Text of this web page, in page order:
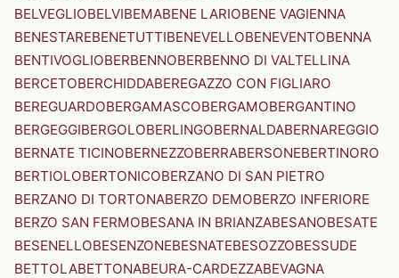
BELVEGLIOBELVIBEMABENE LARIOBENE VAGIENNA
BENESTAREBENETUTTIBENEVELLOBENEVENTOBENNA
BENTIVOGLIOBERBENNOBERBENNO DI VALTELLINA
BERCETOBERCHIDDABEREGAZZO CON FIGLIARO
BEREGUARDOBERGAMASCOBERGAMOBERGANTINO
BERGEGGIBERGOLOBERLINGOBERNALDABERNAREGGIO
BERNATE TICINOBERNEZZOBERRABERSONEBERTINORO
BERTIOLOBERTONICOBERZANO DI SAN PIETRO
BERZANO DI TORTONABERZO DEMOBERZO INFERIORE
BERZO SAN FERMOBESANA IN BRIANZABESANOBESATE
BESENELLOBESENZONEBESNATEBESOZZOBESSUDE
BETTOLABETTONABEURA-CARDEZZABEVAGNA